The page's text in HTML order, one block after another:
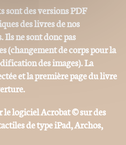
sont des versions PDF
des livres de nos
Ils ne sont donc pas
(changement de corps pour la
des images). La
et la première page du livre
le logiciel Acrobat © sur des
de type iPad, Archos,